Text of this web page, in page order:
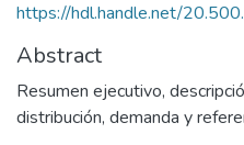
https://hdl.handle.net/
Abstract
Resumen ejecutivo,
distribución, demanda y